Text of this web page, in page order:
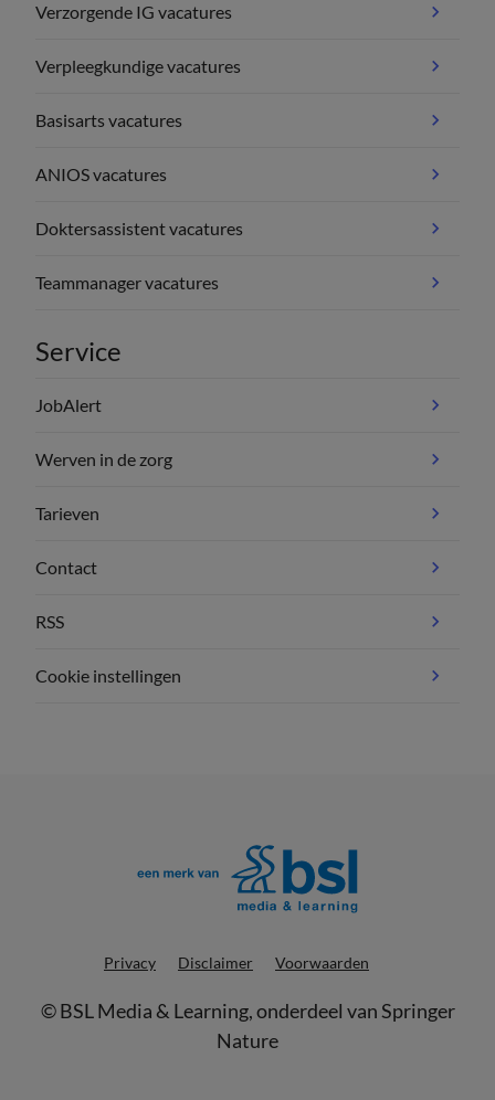
Verzorgende IG vacatures
Verpleegkundige vacatures
Basisarts vacatures
ANIOS vacatures
Doktersassistent vacatures
Teammanager vacatures
Service
JobAlert
Werven in de zorg
Tarieven
Contact
RSS
Cookie instellingen
Privacy Disclaimer Voorwaarden
©BSL Media & Learning, onderdeel vanSpringer
Nature